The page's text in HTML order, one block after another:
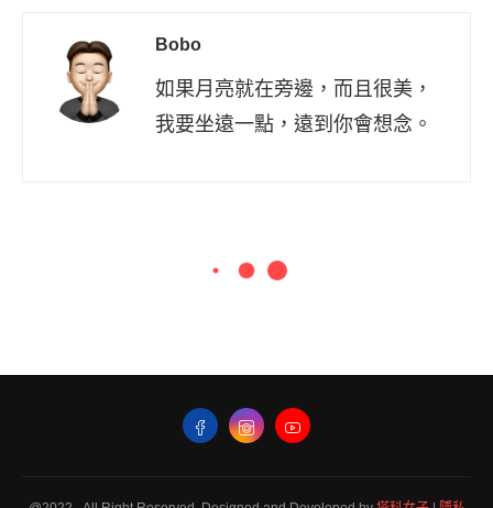
Bobo
如果月亮就在旁邊，而且很美，
我要坐遠一點，遠到你會想念。